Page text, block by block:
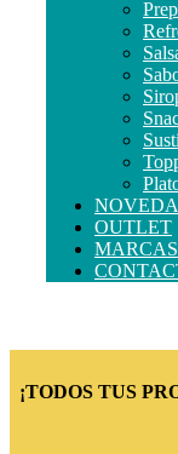
OUTLET
MARCAS
¡TODOS TUS